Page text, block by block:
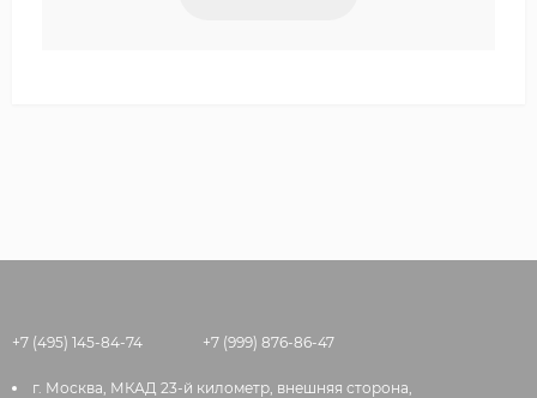
+7 (495) 145-84-74 +7 (999) 876-86-47
г. Москва, МКАД 23-й километр, внешняя сторона,